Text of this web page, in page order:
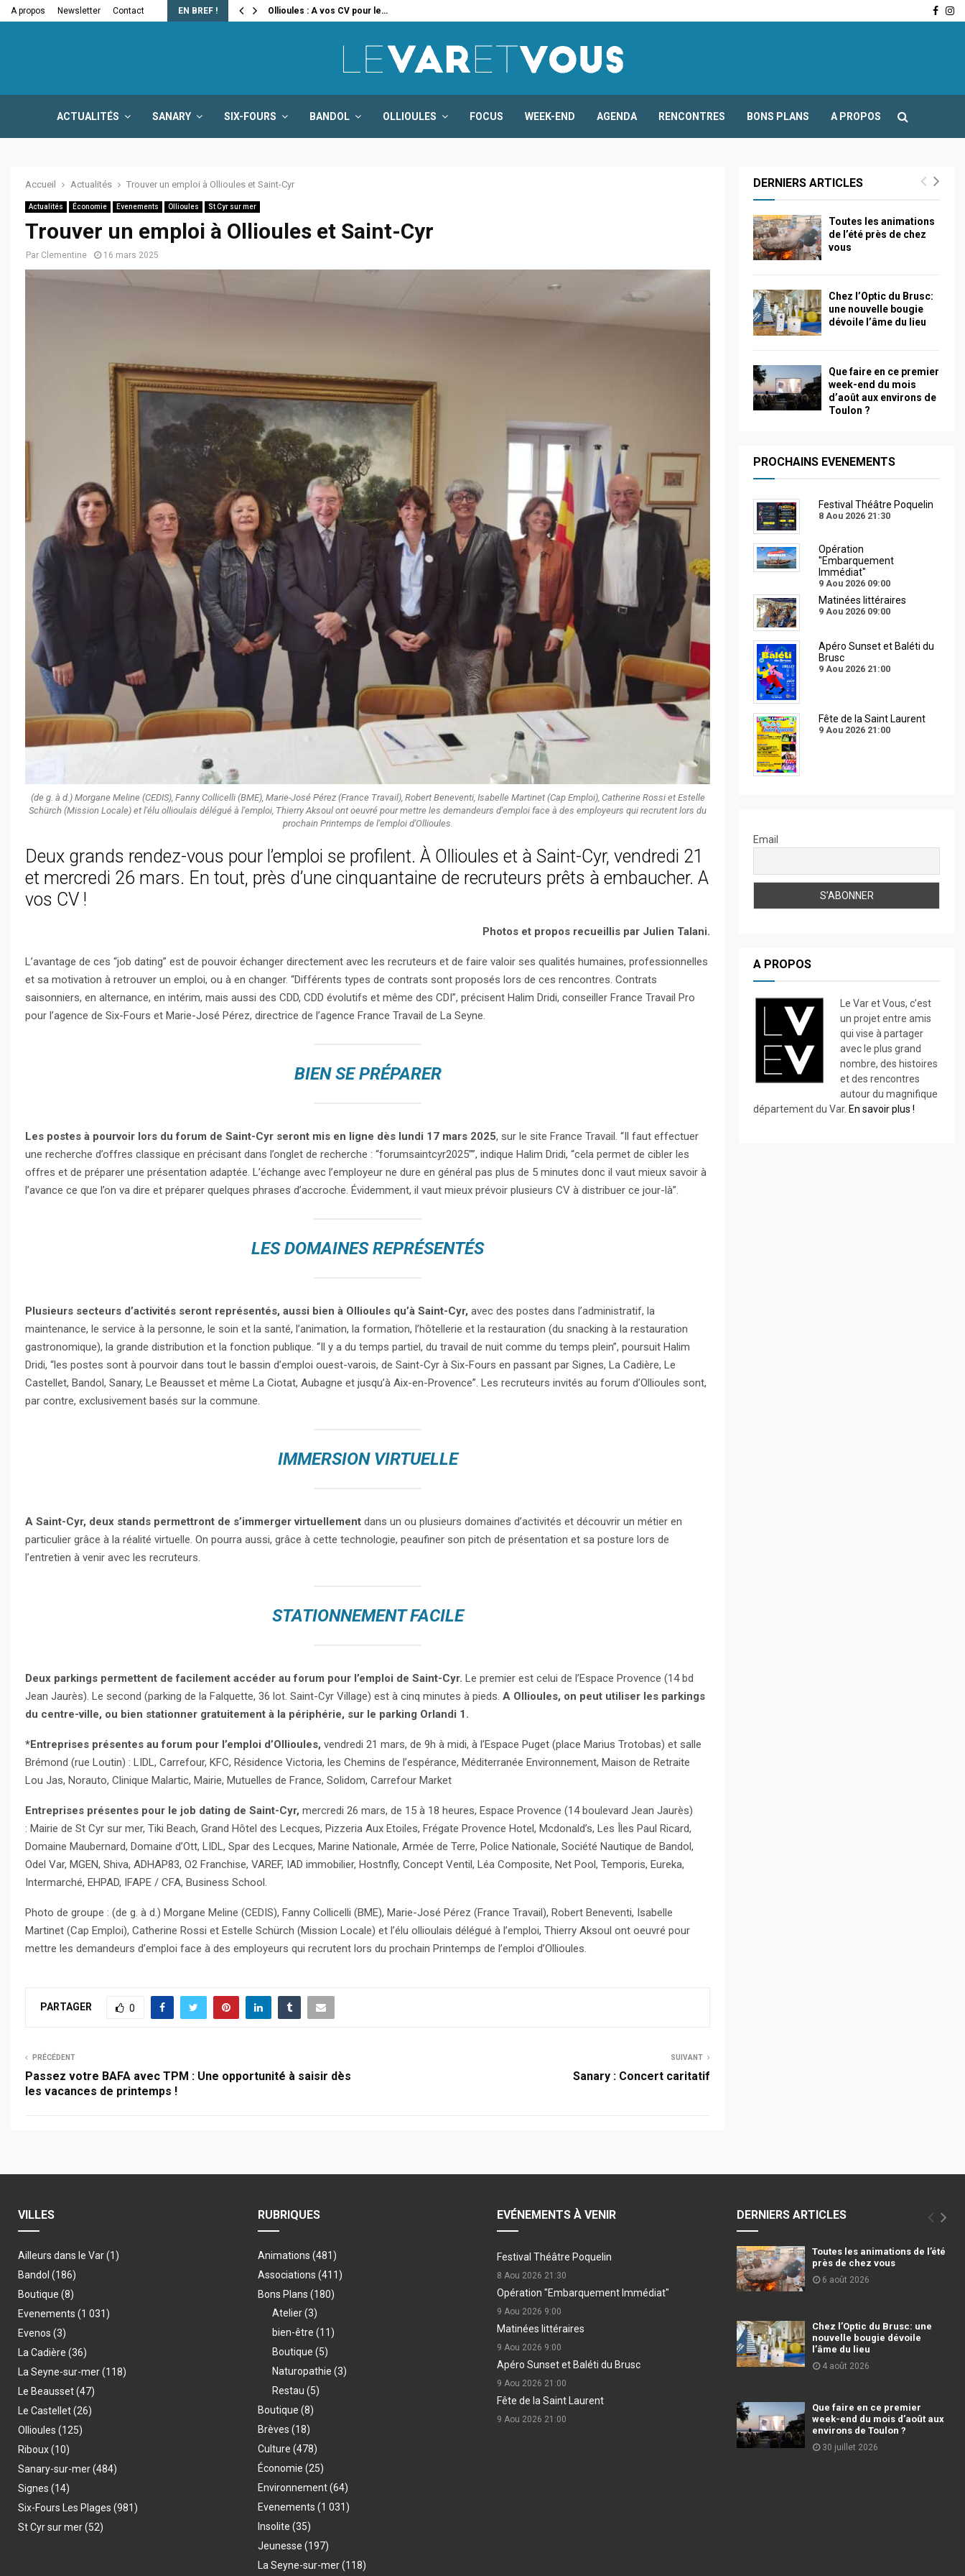
A propos Newsletter Contact EN BREF !
la fermeture… Ollioules : A vos CV pour le…
ACTUALITÉS SANARY SIX-FOURS BANDOL OLLIOULES FOCUS WEEK-END AGENDA RENCONTRES BONS PLANS A PROPOS
Accueil Actualités Trouver un emploi à Ollioules et Saint-Cyr
Actualités Économie Evenements Ollioules St Cyr sur mer
Trouver un emploi à Ollioules et Saint-Cyr
Par Clementine 16 mars 2025
(de g. à d.) Morgane Meline (CEDIS), Fanny Collicelli (BME), Marie-José Pérez (France Travail), Robert Beneventi, Isabelle Martinet (Cap Emploi), Catherine Rossi et Estelle
Schürch (Mission Locale) et l'élu ollioulais délégué à l'emploi, Thierry Aksoul ont oeuvré pour mettre les demandeurs d'emploi face à des employeurs qui recrutent lors du
prochain Printemps de l'emploi d'Ollioules.
Deux grands rendez-vous pour l’emploi se profilent. À Ollioules et à Saint-Cyr, vendredi 21
et mercredi 26 mars. En tout, près d’une cinquantaine de recruteurs prêts à embaucher. A
vos CV !
Photos et propos recueillis par Julien Talani.
L’avantage de ces “job dating” est de pouvoir échanger directement avec les recruteurs et de faire valoir ses qualités humaines, professionnelles
et sa motivation à retrouver un emploi, ou à en changer. “Différents types de contrats sont proposés lors de ces rencontres. Contrats
saisonniers, en alternance, en intérim, mais aussi des CDD, CDD évolutifs et même des CDI”, précisent Halim Dridi, conseiller France Travail Pro
pour l’agence de Six-Fours et Marie-José Pérez, directrice de l’agence France Travail de La Seyne.
BIEN SE PRÉPARER
Les postes à pourvoir lors du forum de Saint-Cyr seront mis en ligne dès lundi 17 mars 2025, sur le site France Travail. “Il faut effectuer
une recherche d’offres classique en précisant dans l’onglet de recherche : “forumsaintcyr2025””, indique Halim Dridi, “cela permet de cibler les
offres et de préparer une présentation adaptée. L’échange avec l’employeur ne dure en général pas plus de 5 minutes donc il vaut mieux savoir à
l’avance ce que l’on va dire et préparer quelques phrases d’accroche. Évidemment, il vaut mieux prévoir plusieurs CV à distribuer ce jour-là”.
LES DOMAINES REPRÉSENTÉS
Plusieurs secteurs d’activités seront représentés, aussi bien à Ollioules qu’à Saint-Cyr, avec des postes dans l’administratif, la
maintenance, le service à la personne, le soin et la santé, l’animation, la formation, l’hôtellerie et la restauration (du snacking à la restauration
gastronomique), la grande distribution et la fonction publique. “Il y a du temps partiel, du travail de nuit comme du temps plein”, poursuit Halim
Dridi, “les postes sont à pourvoir dans tout le bassin d’emploi ouest-varois, de Saint-Cyr à Six-Fours en passant par Signes, La Cadière, Le
Castellet, Bandol, Sanary, Le Beausset et même La Ciotat, Aubagne et jusqu’à Aix-en-Provence”. Les recruteurs invités au forum d’Ollioules sont,
par contre, exclusivement basés sur la commune.
IMMERSION VIRTUELLE
A Saint-Cyr, deux stands permettront de s’immerger virtuellement dans un ou plusieurs domaines d’activités et découvrir un métier en
particulier grâce à la réalité virtuelle. On pourra aussi, grâce à cette technologie, peaufiner son pitch de présentation et sa posture lors de
l’entretien à venir avec les recruteurs.
STATIONNEMENT FACILE
Deux parkings permettent de facilement accéder au forum pour l’emploi de Saint-Cyr. Le premier est celui de l’Espace Provence (14 bd
Jean Jaurès). Le second (parking de la Falquette, 36 lot. Saint-Cyr Village) est à cinq minutes à pieds. A Ollioules, on peut utiliser les parkings
du centre-ville, ou bien stationner gratuitement à la périphérie, sur le parking Orlandi 1.
*Entreprises présentes au forum pour l’emploi d’Ollioules, vendredi 21 mars, de 9h à midi, à l’Espace Puget (place Marius Trotobas) et salle
Brémond (rue Loutin) : LIDL, Carrefour, KFC, Résidence Victoria, les Chemins de l’espérance, Méditerranée Environnement, Maison de Retraite
Lou Jas, Norauto, Clinique Malartic, Mairie, Mutuelles de France, Solidom, Carrefour Market
Entreprises présentes pour le job dating de Saint-Cyr, mercredi 26 mars, de 15 à 18 heures, Espace Provence (14 boulevard Jean Jaurès)
: Mairie de St Cyr sur mer, Tiki Beach, Grand Hôtel des Lecques, Pizzeria Aux Etoiles, Frégate Provence Hotel, Mcdonald’s, Les Îles Paul Ricard,
Domaine Maubernard, Domaine d’Ott, LIDL, Spar des Lecques, Marine Nationale, Armée de Terre, Police Nationale, Société Nautique de Bandol,
Odel Var, MGEN, Shiva, ADHAP83, O2 Franchise, VAREF, IAD immobilier, Hostnfly, Concept Ventil, Léa Composite, Net Pool, Temporis, Eureka,
Intermarché, EHPAD, IFAPE / CFA, Business School.
Photo de groupe : (de g. à d.) Morgane Meline (CEDIS), Fanny Collicelli (BME), Marie-José Pérez (France Travail), Robert Beneventi, Isabelle
Martinet (Cap Emploi), Catherine Rossi et Estelle Schürch (Mission Locale) et l’élu ollioulais délégué à l’emploi, Thierry Aksoul ont oeuvré pour
mettre les demandeurs d’emploi face à des employeurs qui recrutent lors du prochain Printemps de l’emploi d’Ollioules.
PARTAGER 0
PRÉCÉDENT
Passez votre BAFA avec TPM : Une opportunité à saisir dès
les vacances de printemps !
SUIVANT
Sanary : Concert caritatif
DERNIERS ARTICLES
Toutes les animations
de l’été près de chez
vous
Chez l’Optic du Brusc:
une nouvelle bougie
dévoile l’âme du lieu
Que faire en ce premier
week-end du mois
d’août aux environs de
Toulon ?
PROCHAINS EVENEMENTS
Festival Théâtre Poquelin
8 Aou 2026 21:30
Opération
"Embarquement
Immédiat"
9 Aou 2026 09:00
Matinées littéraires
9 Aou 2026 09:00
Apéro Sunset et Baléti du
Brusc
9 Aou 2026 21:00
Fête de la Saint Laurent
9 Aou 2026 21:00
Email
A PROPOS
Le Var et Vous, c’est
un projet entre amis
qui vise à partager
avec le plus grand
nombre, des histoires
et des rencontres
autour du magnifique
département du Var. En savoir plus !
VILLES
Ailleurs dans le Var(1)
Bandol (186)
Boutique (8)
Evenements (1 031)
Evenos (3)
La Cadière (36)
La Seyne-sur-mer(118)
Le Beausset(47)
Le Castellet(26)
Ollioules (125)
Riboux(10)
Sanary-sur-mer(484)
Signes (14)
Six-Fours Les Plages (981)
St Cyr sur mer(52)
RUBRIQUES
Animations (481)
Associations (411)
Bons Plans (180)
Atelier(3)
bien-être (11)
Boutique (5)
Naturopathie (3)
Restau (5)
Boutique (8)
Brèves (18)
Culture (478)
Économie (25)
Environnement(64)
Evenements (1 031)
Insolite (35)
Jeunesse (197)
La Seyne-sur-mer(118)
EVÉNEMENTS À VENIR
Festival Théâtre Poquelin
8 Aou 2026 21:30
Opération "Embarquement Immédiat"
9 Aou 2026 9:00
Matinées littéraires
9 Aou 2026 9:00
Apéro Sunset et Baléti du Brusc
9 Aou 2026 21:00
Fête de la Saint Laurent
9 Aou 2026 21:00
DERNIERS ARTICLES
Toutes les animations de l’été
près de chez vous
6 août 2026
Chez l’Optic du Brusc: une
nouvelle bougie dévoile
l’âme du lieu
4 août 2026
Que faire en ce premier
week-end du mois d’août aux
environs de Toulon ?
30 juillet 2026